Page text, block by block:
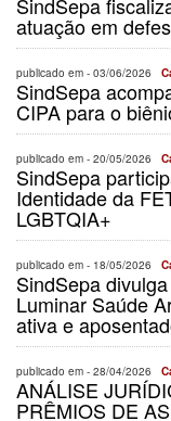
atuação em
publicado em - 03/06/2026
SindSepa
CIPA para o
publicado em - 20/05/2026
SindSepa
Identidade da
LGBTQIA+
publicado em - 18/05/2026
SindSepa
Luminar Saúde
ativa e
publicado em - 28/04/2026
ANÁLISE
PRÊMIOS DE